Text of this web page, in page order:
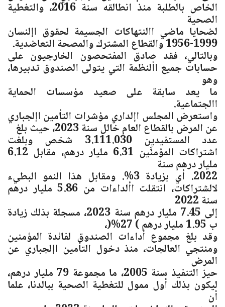
الخاص بالطلبة منذ انطالقه سنة 2016، والتغطية
الصحية
لضحايا ماضي االنتهاكات الجسيمة لحقوق اإلنسان
1999-1956 والقطاع المشترك والمصحة التعاضدية.
وبالتالي، فقد صادق المفتحصون الخارجيون على
حسابات جميع األنظمة التي يتولى الصندوق تدبيرها،
وهو
ما يعد سابقة على صعيد مؤسسات الحماية
االجتماعية.
واستعرض المجلس اإلداري مؤشرات التأمين اإلجباري
عن المرض بالقطاع العام خالل سنة 2023، حيث بلغ
عدد المستفيدين 3.111.030 شخص وبلغت
اشتراكات المؤمنَّين 6.31 مليار درهم، مقابل 6.12
مليار درهم سنة
2022. أي بزيادة 3%. ومقابل هذا النمو البطيء
لالشتراكات، انتقلت األداءات من 5.86 مليار درهم
سنة 2022
إلى 7.45 مليار درهم سنة 2023، مسجلة بذلك زيادة
ب 1.95 مليار درهم ) 27%(،
وقد بلغ مجموع أداءات الصندوق لفائدة المؤمنين
ومنتجي العالجات، منذ دخول التأمين اإلجباري عن
المرض
حيز التنفيذ سنة 2005، ما مجموعة 79 مليار درهم،
ليكون بذلك أول ممول للتغطية الصحية ببالدنا، علما
أن